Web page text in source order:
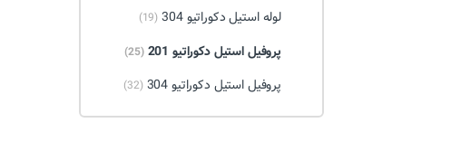
لوله استیل دکوراتیو 304 (19)
پروفیل استیل دکوراتیو 201 (25)
پروفیل استیل دکوراتیو 304 (32)